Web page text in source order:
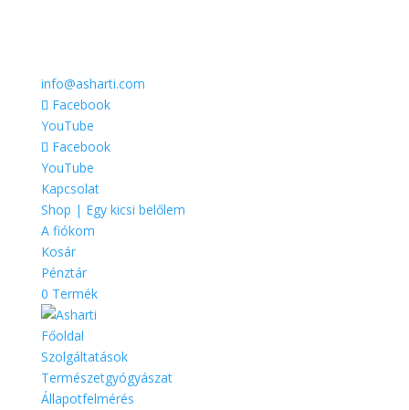
info@asharti.com
Facebook
YouTube
Facebook
YouTube
Kapcsolat
Shop | Egy kicsi belőlem
A fiókom
Kosár
Pénztár
0 Termék
Főoldal
Szolgáltatások
Természetgyógyászat
Állapotfelmérés